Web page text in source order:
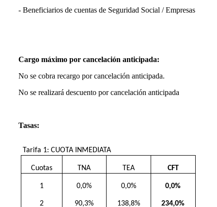
- Beneficiarios de cuentas de Seguridad Social / Empresas
Cargo máximo por cancelación anticipada:
No se cobra recargo por cancelación anticipada.
No se realizará descuento por cancelación anticipada
Tasas:
Tarifa 1: CUOTA INMEDIATA
Cuotas TNA TEA CFT
1 0,0% 0,0% 0,0%
2 90,3% 138,8% 234,0%